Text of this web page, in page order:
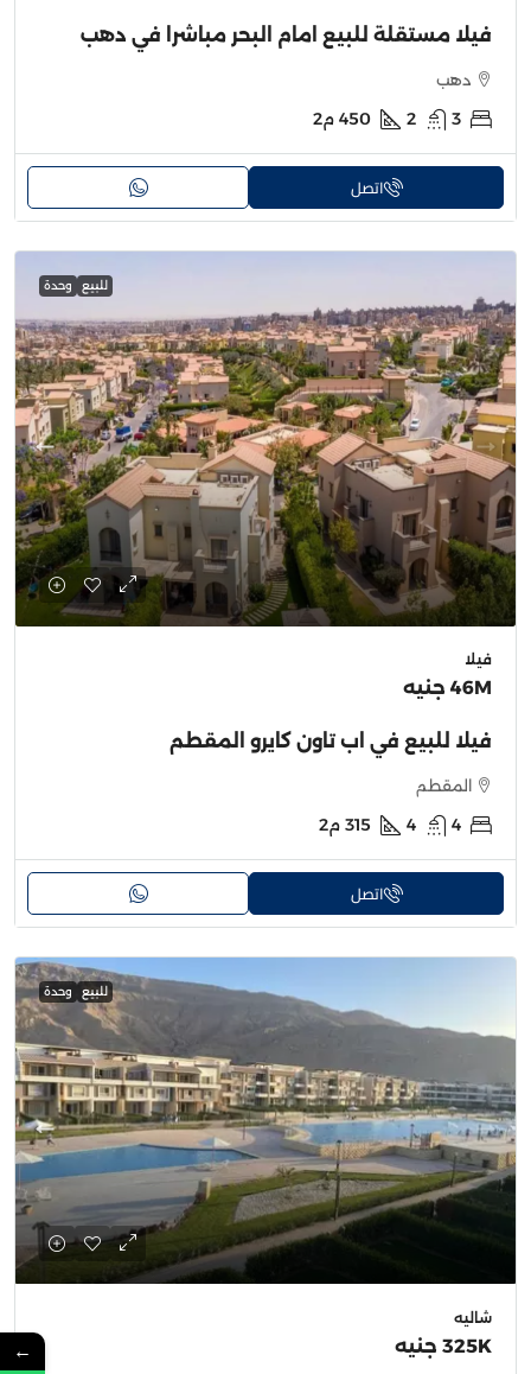
فيلا مستقلة للبيع امام البحر مباشرا في دهب
دهب
3
2
450 م2
اتصل
للبيع وحدة
فيلا
46M جنيه
فيلا للبيع في اب تاون كايرو المقطم
المقطم
4
4
315 م2
اتصل
للبيع وحدة
شاليه
325K جنيه ←